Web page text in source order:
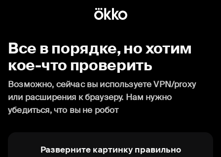
Все в порядке, но хотим
кое-что проверить
Возможно, сейчас вы используете VPN/proxy
или расширения к браузеру. Нам нужно
убедиться, что вы не робот
Разверните картинку правильно